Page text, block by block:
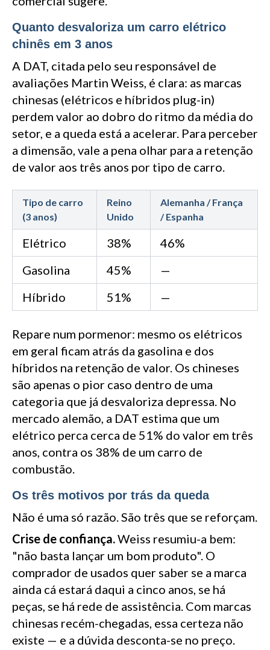
Quanto desvaloriza um carro elétrico
chinês em 3 anos
A DAT, citada pelo seu responsável de
avaliações Martin Weiss, é clara: as marcas
chinesas (elétricos e híbridos plug-in)
perdem valor ao dobro do ritmo da média do
setor, e a queda está a acelerar. Para perceber
a dimensão, vale a pena olhar para a retenção
de valor aos três anos por tipo de carro.
Tipo de carro
(3 anos)
Reino
Unido
Alemanha / França
/ Espanha
Elétrico 38%
46%
Gasolina
45%
—
Híbrido
51% —
Repare num pormenor: mesmo os elétricos
em geral ficam atrás da gasolina e dos
híbridos na retenção de valor. Os chineses
são apenas o pior caso dentro de uma
categoria que já desvaloriza depressa. No
mercado alemão, a DAT estima que um
elétrico perca cerca de 51% do valor em três
anos, contra os 38% de um carro de
combustão.
Os três motivos por trás da queda
Não é uma só razão. São três que se reforçam.
Crise de confiança.Weiss resumiu-a bem:
"não basta lançar um bom produto". O
comprador de usados quer saber se a marca
ainda cá estará daqui a cinco anos, se há
peças, se há rede de assistência. Com marcas
chinesas recém-chegadas, essa certeza não
existe — e a dúvida desconta-se no preço.